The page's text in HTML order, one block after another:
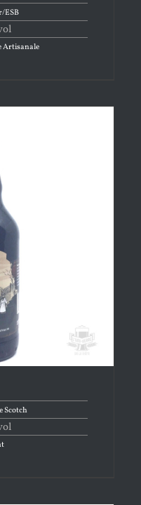
ESB
Artisanale
Scotch